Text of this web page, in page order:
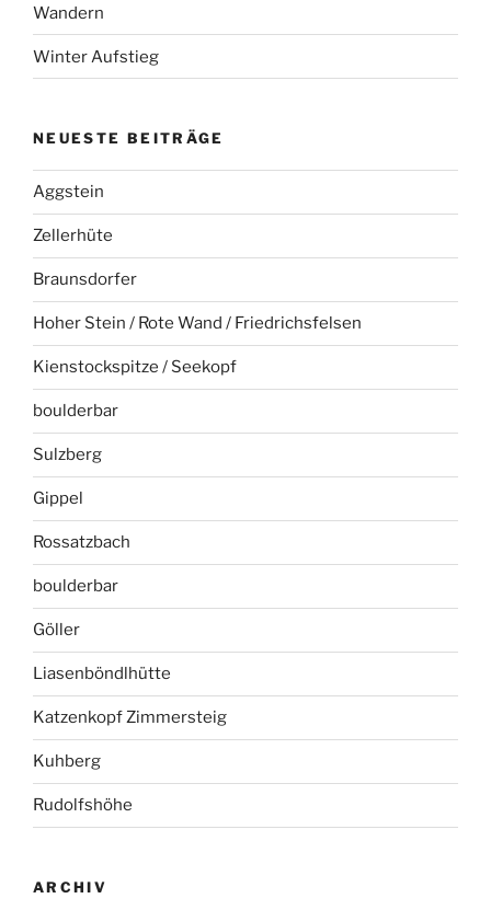
Wandern
Winter Aufstieg
NEUESTE BEITRÄGE
Aggstein
Zellerhüte
Braunsdorfer
Hoher Stein / Rote Wand / Friedrichsfelsen
Kienstockspitze / Seekopf
boulderbar
Sulzberg
Gippel
Rossatzbach
boulderbar
Göller
Liasenböndlhütte
Katzenkopf Zimmersteig
Kuhberg
Rudolfshöhe
ARCHIV